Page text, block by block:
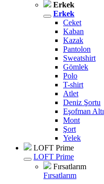
Erkek
Erkek
Ceket
Kaban
Kazak
Pantolon
Sweatshirt
Gömlek
Polo
T-shirt
Atlet
Deniz Şortu
Eşofman Altı
Mont
Şort
Yelek
LOFT Prime
LOFT Prime
Fırsatlarım
Fırsatlarım